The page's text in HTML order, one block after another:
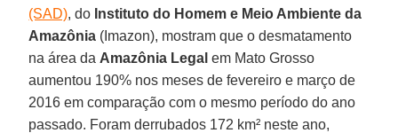
(SAD), do Instituto do Homem e Meio Ambiente da
Amazônia (Imazon), mostram que o desmatamento
na área da Amazônia Legal em Mato Grosso
aumentou 190% nos meses de fevereiro e março de
2016 em comparação com o mesmo período do ano
passado. Foram derrubados 172 km² neste ano,